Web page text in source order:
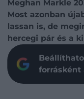
Meghan Markle
Most azonban
lassan is, de
hercegi pár és a
forrásként